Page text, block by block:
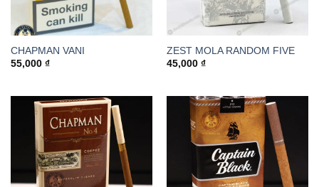
CHAPMAN VANI
55,000 ₫
ZEST MOLA RANDOM FIVE
45,000 ₫